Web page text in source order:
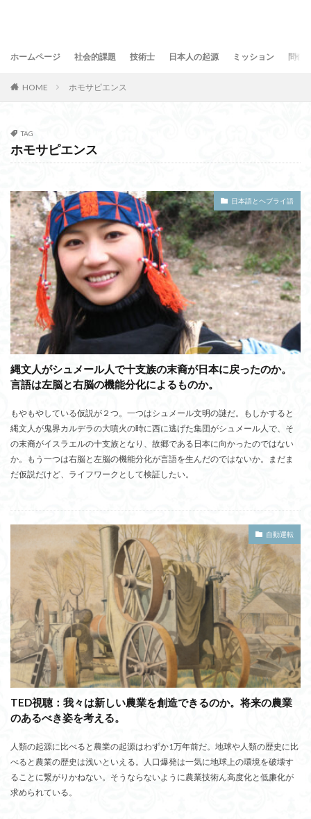
ホームページ 社会的課題 技術士 日本人の起源 ミッション 問合
HOME ホモサピエンス
TAG
ホモサピエンス
日本語とヘブライ語
縄文人がシュメール人で十支族の末裔が日本に戻ったのか。
言語は左脳と右脳の機能分化によるものか。
もやもやしている仮説が２つ。一つはシュメール文明の謎だ。もしかすると
縄文人が鬼界カルデラの大噴火の時に西に逃げた集団がシュメール人で、そ
の末裔がイスラエルの十支族となり、故郷である日本に向かったのではない
か。もう一つは右脳と左脳の機能分化が言語を生んだのではないか。まだま
だ仮説だけど、ライフワークとして検証したい。
自動運転
TED視聴：我々は新しい農業を創造できるのか。将来の農業
のあるべき姿を考える。
人類の起源に比べると農業の起源はわずか1万年前だ。地球や人類の歴史に比
べると農業の歴史は浅いといえる。人口爆発は一気に地球上の環境を破壊す
ることに繋がりかねない。そうならないように農業技術ん高度化と低廉化が
求められている。